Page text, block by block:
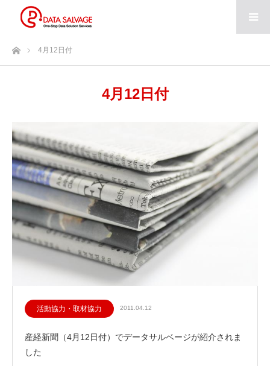
ホーム4月12日付
4月12日付
活動協力・取材協力 2011.04.12
産経新聞（4月12日付）でデータサルベージが紹介されま
した